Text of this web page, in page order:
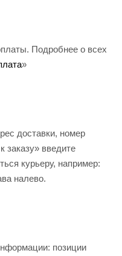
Подробнее о всех
»
доставки, номер
заказу» введите
курьеру, например:
налево.
позиции